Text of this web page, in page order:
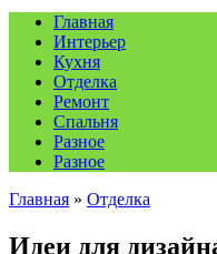
Главная
Интерьер
Кухня
Отделка
Ремонт
Спальня
Разное
Разное
Главная » Отделка
Идеи для